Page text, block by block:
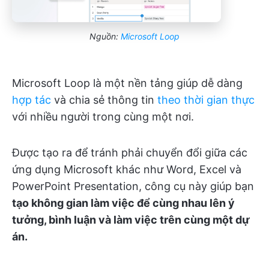
Nguồn: Microsoft Loop
Microsoft Loop là một nền tảng giúp dễ dàng
hợp tác và chia sẻ thông tin theo thời gian thực
với nhiều người trong cùng một nơi.
Được tạo ra để tránh phải chuyển đổi giữa các
ứng dụng Microsoft khác như Word, Excel và
PowerPoint Presentation, công cụ này giúp bạn
tạo không gian làm việc để cùng nhau lên ý
tưởng, bình luận và làm việc trên cùng một dự
án.